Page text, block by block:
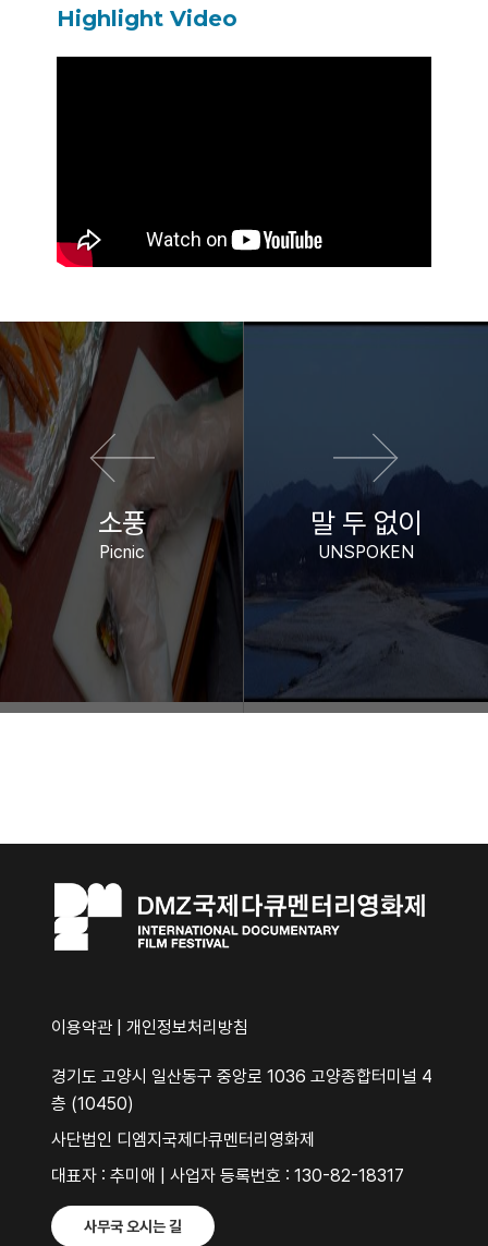
Highlight Video
이전 영화
소풍
Picnic
다음 영화
말 두 없이
UNSPOKEN
이용약관 개인정보처리방침
경기도 고양시 일산동구 중앙로 1036 고양종합터미널 4
층 (10450)
사단법인 디엠지국제다큐멘터리영화제
대표자 : 추미애 | 사업자 등록번호 : 130-82-18317
사무국 오시는 길